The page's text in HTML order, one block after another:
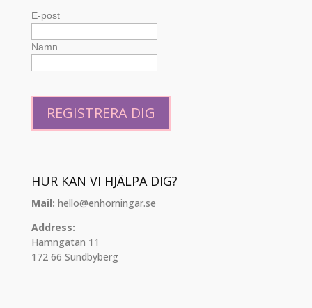
E-post
Namn
HUR KAN VI HJÄLPA DIG?
Mail: hello@enhörningar.se
Address:
Hamngatan 11
172 66 Sundbyberg